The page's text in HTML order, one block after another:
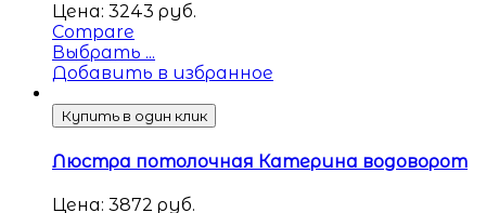
Цена: 3243 руб.
Compare
Выбрать ...
Добавить в избранное
Купить в один клик
Люстра потолочная Катерина водоворот
Цена: 3872 руб.